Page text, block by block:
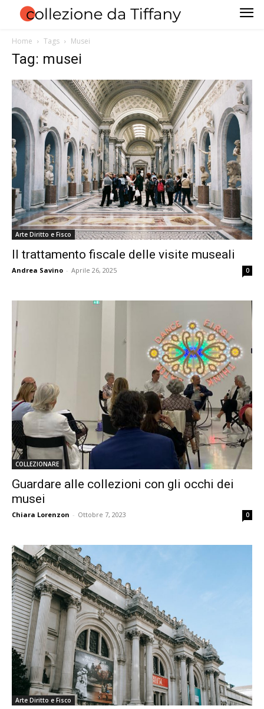
Home Tags Musei
Tag: musei
Arte Diritto e Fisco
Il trattamento fiscale delle visite museali
Andrea Savino - Aprile 26, 2025 0
COLLEZIONARE
Guardare alle collezioni con gli occhi dei
musei
Chiara Lorenzon - Ottobre 7, 2023 0
Arte Diritto e Fisco